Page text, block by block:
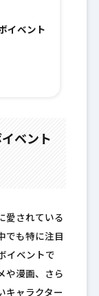
イベント
ベント
愛されている
でも特に注目
イベントで
や漫画、さら
キャラクター